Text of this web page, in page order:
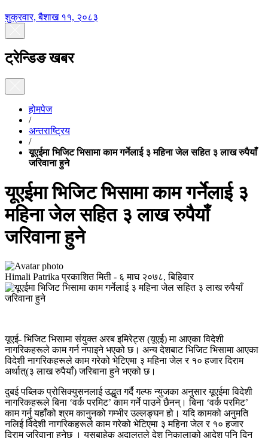
शुक्रवार, बैशाख ११, २०८३
ट्रेन्डिङ खबर
होमपेज
/
अन्तराष्ट्रिय
/
यूएईमा भिजिट भिसामा काम गर्नेलाई ३ महिना जेल सहित ३ लाख रुपैयाँ
जरिवाना हुने
यूएईमा भिजिट भिसामा काम गर्नेलाई ३
महिना जेल सहित ३ लाख रुपैयाँ
जरिवाना हुने
Himali Patrika प्रकाशित मिती - ६ माघ २०७८, बिहिवार
यूएई- भिजिट भिसामा संयुक्त अरब इमिरेट्स (यूएई) मा आएका विदेशी
नागरिकहरूले काम गर्न नपाइने भएको छ। अन्य देशबाट भिजिट भिसामा आएका
विदेशी नागरिकहरूले काम गरेको भेटिएमा ३ महिना जेल र १० हजार दिराम
अर्थात्(३ लाख रुपैयाँ) जरिबाना हुने भएको छ।
दुबई पब्लिक प्रोसिक्युसनलाई उद्धृत गर्दै गल्फ न्युजका अनुसार यूएईमा विदेशी
नागरिकहरूले बिना ‘वर्क परमिट’ काम गर्ने पाउने छैनन्। बिना ‘वर्क परमिट’
काम गर्नु यहाँको श्रम कानुनको गम्भीर उल्लङ्घन हो। यदि कामको अनुमति
नलिई विदेशी नागरिकहरूले काम गरेको भेटिएमा ३ महिना जेल र १० हजार
दिराम जरिवाना हुनेछ । यसबाहेक अदालतले देश निकालाको आदेश पनि दिन